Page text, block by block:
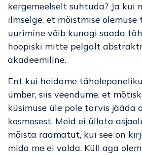
kergemeelselt suhtuda? Ja kui
ilmselge, et mõistmise olemuse
uurimine võib kunagi saada
hoopiski mitte pelgalt
akadeemiline.
Ent kui heidame
ümber, siis veendume, et
küsimuse üle pole tarvis jääda
kosmosest. Meid ei üllata
mõista raamatut, kui see on
mida me ei valda. Küll aga